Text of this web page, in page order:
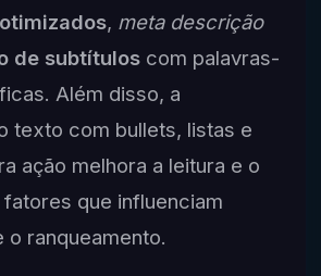
, meta descrição
de subtítuloscom palavras-
Além disso, a
texto com bullets, listas e
ação melhora a leitura e o
que influenciam
o ranqueamento.